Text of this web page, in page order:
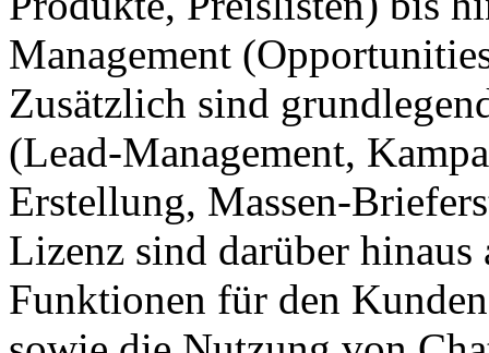
Management
Zusätzlich sind
(Lead-Management,
Erstellung, Massen-
Lizenz sind darüber
Funktionen für den